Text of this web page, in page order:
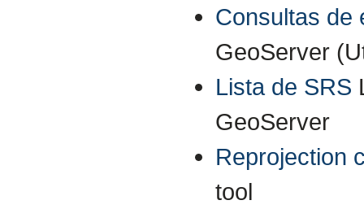
Consultas de
GeoServer
Lista de SRS
GeoServer
Reprojection
tool